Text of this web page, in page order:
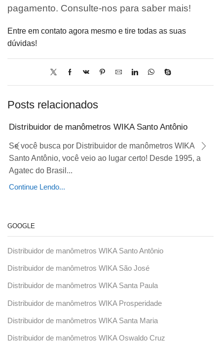
pagamento. Consulte-nos para saber mais!
Entre em contato agora mesmo e tire todas as suas
dúvidas!
Posts relacionados
Distribuidor de manômetros WIKA Santo Antônio
Se você busca por Distribuidor de manômetros WIKA
Santo Antônio, você veio ao lugar certo! Desde 1995, a
Agatec do Brasil...
Continue Lendo...
GOOGLE
Distribuidor de manômetros WIKA Santo Antônio
Distribuidor de manômetros WIKA São José
Distribuidor de manômetros WIKA Santa Paula
Distribuidor de manômetros WIKA Prosperidade
Distribuidor de manômetros WIKA Santa Maria
Distribuidor de manômetros WIKA Oswaldo Cruz